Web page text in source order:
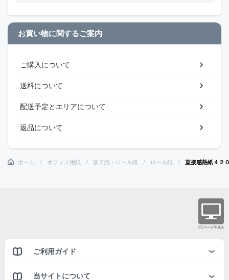
お買い物に関するご案内
ご購入について
送料について
配送予定とエリアについて
返品について
ホーム オフィス用紙 加工紙・ロール紙 ロール紙 直接感熱紙４
ご利用ガイド
当サイトについて